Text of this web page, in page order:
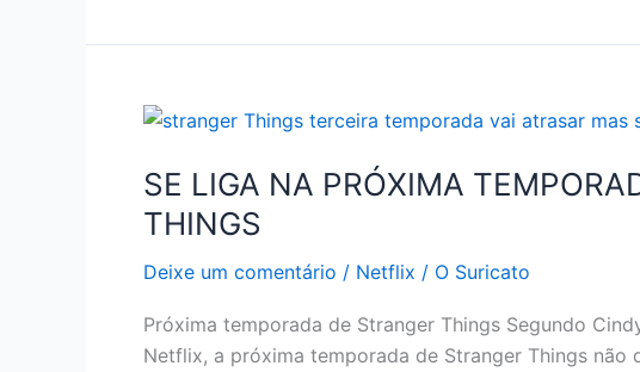
CASA
PAPEL
SE LIGA NA PRÓXIMA
THINGS
Deixe um comentário / Netflix / O Suricato
Próxima temporada de Stranger Things Segundo
Netflix, a próxima temporada de Stranger Things não